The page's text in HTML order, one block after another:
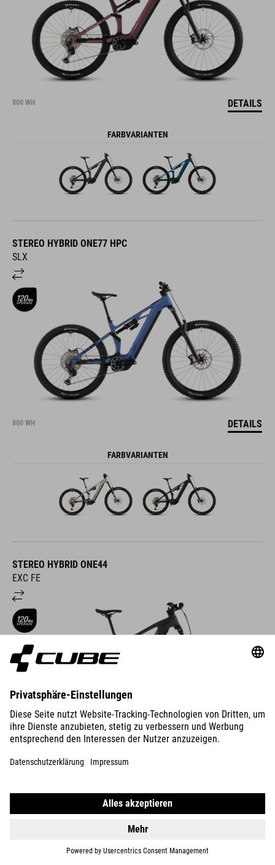
800 WH DETAILS
FARBVARIANTEN
STEREO HYBRID ONE77 HPC
SLX
800 WH DETAILS
FARBVARIANTEN
STEREO HYBRID ONE44
EXC FE
800 WH
STEREO HYBRID ONE44
EXC